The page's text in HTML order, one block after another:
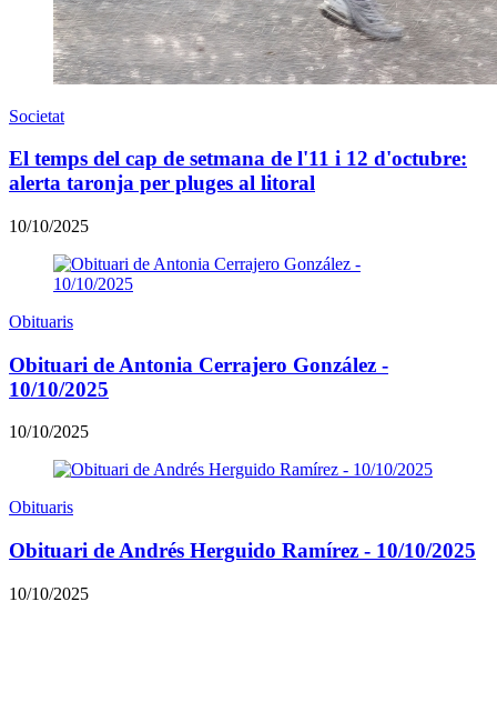
Societat
El temps del cap de setmana de l'11 i 12 d'octubre:
alerta taronja per pluges al litoral
10/10/2025
Obituaris
Obituari de Antonia Cerrajero González -
10/10/2025
10/10/2025
Obituaris
Obituari de Andrés Herguido Ramírez - 10/10/2025
10/10/2025